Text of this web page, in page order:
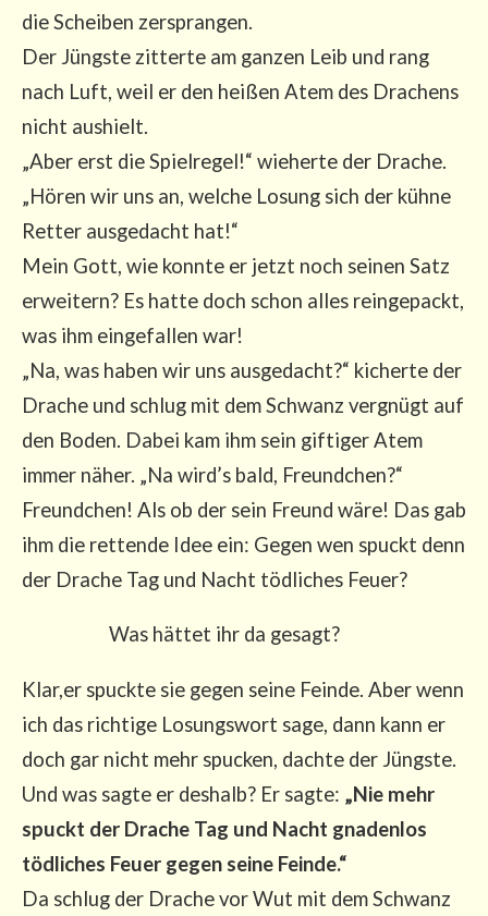
die Schei­ben zer­spran­gen.
Der Jüngs­te zit­ter­te am gan­zen Leib und rang
nach Luft, weil er den hei­ßen Atem des Dra­chens
nicht aus­hielt.
„Aber erst die Spiel­re­gel!“ wie­her­te der Dra­che.
„Hören wir uns an, wel­che Losung sich der küh­ne
Ret­ter aus­ge­dacht hat!“
Mein Gott, wie konn­te er jetzt noch sei­nen Satz
erwei­tern? Es hat­te doch schon alles rein­ge­packt,
was ihm ein­ge­fal­len war!
„Na, was haben wir uns aus­ge­dacht?“ kicher­te der
Dra­che und schlug mit dem Schwanz ver­gnügt auf
den Boden. Dabei kam ihm sein gif­ti­ger Atem
immer näher. „Na wird’s bald, Freund­chen?“
Freund­chen! Als ob der sein Freund wäre! Das gab
ihm die ret­ten­de Idee ein: Gegen wen spuckt denn
der Dra­che Tag und Nacht töd­li­ches Feuer?
Was hät­tet ihr da gesagt?
Klar,er spuck­te sie gegen sei­ne Fein­de. Aber wenn
ich das rich­ti­ge Losungs­wort sage, dann kann er
doch gar nicht mehr spu­cken, dach­te der Jüngs­te.
Und was sag­te er des­halb? Er sag­te: „Nie mehr
spuckt der Dra­che Tag und Nacht gna­den­los
töd­li­ches Feu­er gegen sei­ne Fein­de.“
Da schlug der Dra­che vor Wut mit dem Schwanz